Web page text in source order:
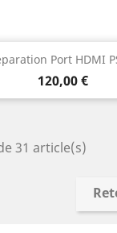
Port HDMI
Prix
120,00 €
31 article(s)